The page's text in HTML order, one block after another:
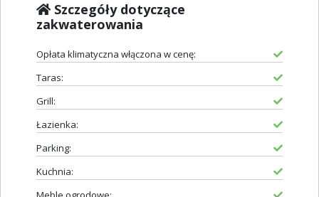
Szczegóły dotyczące
zakwaterowania
Opłata klimatyczna włączona w cenę:
Taras:
Grill:
Łazienka:
Parking:
Kuchnia: